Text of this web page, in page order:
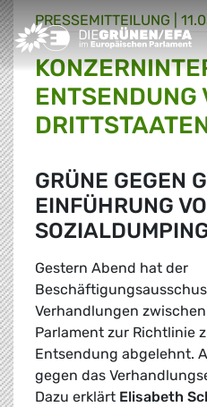
Greens/EFA Home
PRESSE­MITTEILUNG
ENTSENDUNG
GRÜNE GEGEN
EINFÜHRUNG
Gestern Abend hat der
Verhandlungen
Parlament zur Richtlinie
Entsendung abgelehnt.
gegen das
Dazu erklärt Elisabeth